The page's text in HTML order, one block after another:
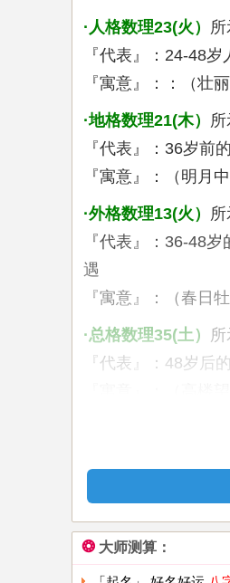
·人格数理23(火）
『代表』：24-48
『寓意』：：（壮
·地格数理21(木）
『代表』：36岁前
『寓意』：（明月
·外格数理13(火）
『代表』：36-48
遇
『寓意』：（春日
·总格数理35(土）
『代表』：48岁后
您姓名的天地人三
希望能平稳达成，
置。（吉）
1、总论：
❂ 大师测算：